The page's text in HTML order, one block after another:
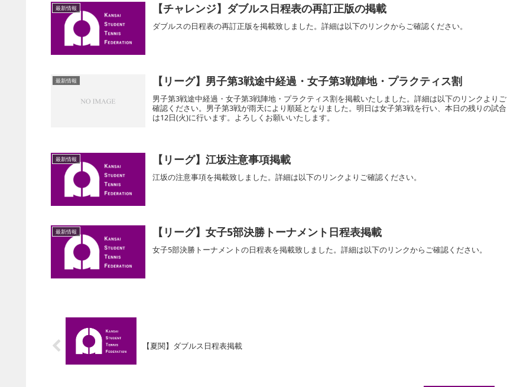
最新情報 【チャレンジ】ダブルス日程表の再訂正版の掲載
ダブルスの日程表の再訂正版を掲載致しました。詳細は以下のリンクからご確認ください。
最新情報 【リーグ】男子第3戦途中経過・女子第3戦陣地・プラクティス割
男子第3戦途中経過・女子第3戦陣地・プラクティス割を掲載いたしました。詳細は以下のリンクよりご
確認ください。男子第3戦が雨天により順延となりました。明日は女子第3戦を行い、本日の残りの試合
は12日(火)に行います。よろしくお願いいたします。
最新情報 【リーグ】江坂注意事項掲載
江坂の注意事項を掲載致しました。詳細は以下のリンクよりご確認ください。
最新情報 【リーグ】女子5部決勝トーナメント日程表掲載
女子5部決勝トーナメントの日程表を掲載致しました。詳細は以下のリンクからご確認ください。
【夏関】ダブルス日程表掲載